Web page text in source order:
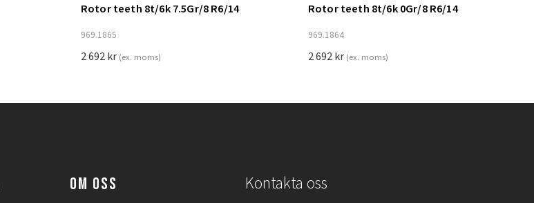
Lägg till i varukorg Lägg till i varukorg
Rotor teeth 8t/6k 7.5Gr/8 R6/14
969.1865
2 692kr (ex. moms)
Rotor teeth 8t/6k 0Gr/8 R6/14
969.1864
2 692kr (ex. moms)
OM OSS Kontakta oss